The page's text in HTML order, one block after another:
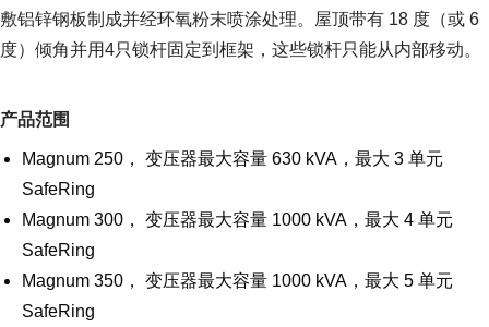
敷铝锌钢板制成并经环氧粉末喷涂处理。屋顶带有 18 度（或 6
度）倾角并用4只锁杆固定到框架，这些锁杆只能从内部移动。
产品范围
Magnum 250， 变压器最大容量 630 kVA，最大 3 单元
SafeRing
Magnum 300， 变压器最大容量 1000 kVA，最大 4 单元
SafeRing
Magnum 350， 变压器最大容量 1000 kVA，最大 5 单元
SafeRing